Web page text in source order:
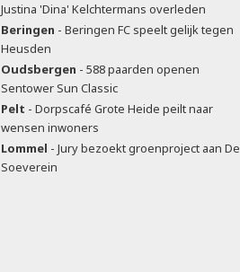
Justina 'Dina' Kelchtermans overleden
Beringen - Beringen FC speelt gelijk tegen
Heusden
Oudsbergen - 588 paarden openen
Sentower Sun Classic
Pelt - Dorpscafé Grote Heide peilt naar
wensen inwoners
Lommel - Jury bezoekt groenproject aan De
Soeverein